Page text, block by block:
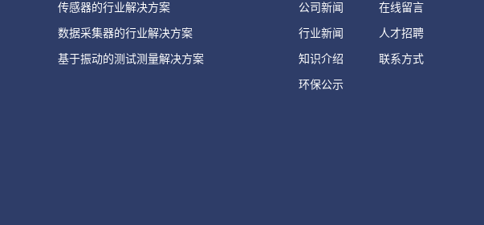
传感器的行业解决方案
数据采集器的行业解决方案
基于振动的测试测量解决方案
公司新闻
行业新闻
知识介绍
环保公示
在线留言
人才招聘
联系方式